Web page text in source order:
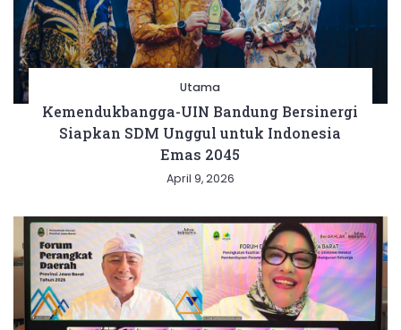
Utama
Kemendukbangga-UIN Bandung Bersinergi
Siapkan SDM Unggul untuk Indonesia
Emas 2045
April 9, 2026